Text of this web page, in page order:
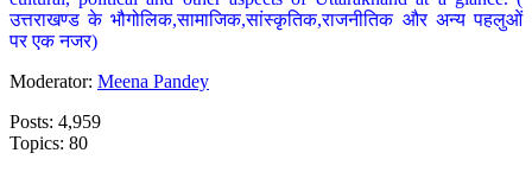
उत्तराखण्ड के भौगोलिक,सामाजिक,सांस्कृतिक,राजनीतिक और अन्य पहलुओं
पर एक नजर)
Moderator: Meena Pandey
Posts: 4,959
Topics: 80